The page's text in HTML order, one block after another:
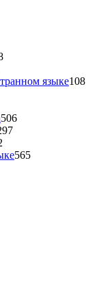
языке108
506
565